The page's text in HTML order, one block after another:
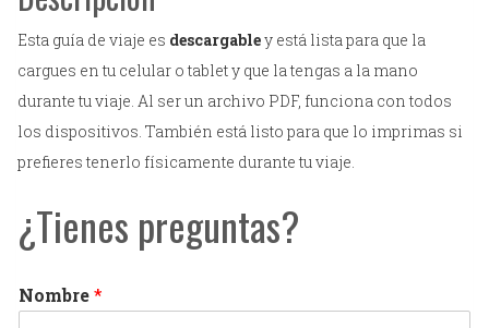
Esta guía de viaje es descargabley está lista para que la
cargues en tu celular o tablet y que la tengas a la mano
durante tu viaje. Al ser un archivo PDF, funciona con todos
los dispositivos. También está listo para que lo imprimas si
prefieres tenerlo físicamente durante tu viaje.
¿Tienes preguntas?
Nombre*